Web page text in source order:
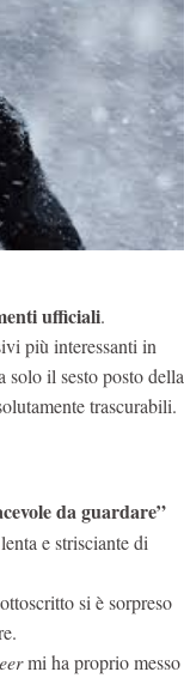
ufficiali.
più interessanti in
solo il sesto posto della
trascurabili.
da guardare”
e strisciante di
si è sorpreso
mi ha proprio messo